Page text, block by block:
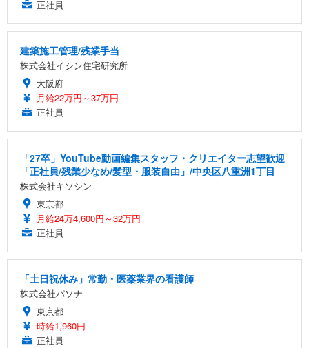
正社員
建築施工管理/残業手当
株式会社イシン住宅研究所
大阪府
月給22万円～37万円
正社員
「27卒」YouTube動画編集スタッフ・クリエイター志望歓迎
「正社員/残業少なめ/髪型・服装自由」/中央区八重洲1丁目
株式会社キソシン
東京都
月給24万4,600円～32万円
正社員
「土日祝休み」常勤・医薬業界の看護師
株式会社パソナ
東京都
時給1,960円
正社員